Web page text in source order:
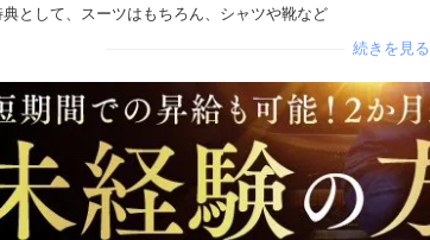
典として、スーツはもちろん、シャツや靴など
てご連絡ください！お給料の日払い可能です！
風通しの良い職場のため、離職率が低いのもポイント。
お待ちしております！
続きを見る